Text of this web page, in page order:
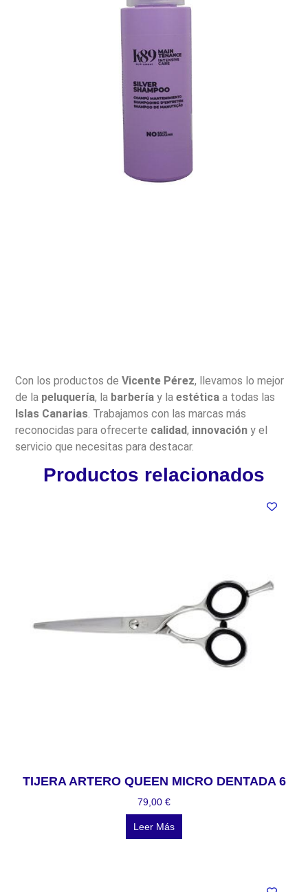
Con los productos deVicente Pérez, llevamos lo mejor
de la peluquería, la barbería y laestética a todas las
Islas Canarias . Trabajamos con las marcas más
reconocidas para ofrecerte calidad, innovación y el
servicio que necesitas para destacar.
Productos relacionados
TIJERA ARTERO QUEEN MICRO DENTADA 6
79,00 €
Leer Más